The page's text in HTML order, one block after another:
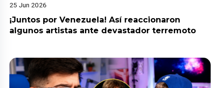
25 Jun 2026
¡Juntos por Venezuela! Así reaccionaron
algunos artistas ante devastador terremoto